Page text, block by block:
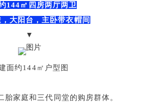
144㎡四房两厅两卫
大阳台，主卧带衣帽间
▼
面约144㎡户型图
胎家庭和三代同堂的购房群体。